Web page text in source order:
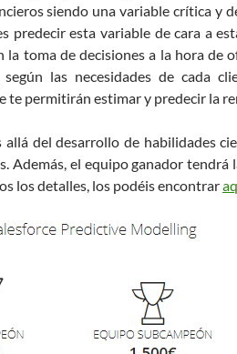
siendo una variable crítica y
predecir esta variable de cara a
la toma de decisiones a la hora de
las necesidades de cada
te permitirán estimar y predecir la
del desarrollo de habilidades
Además, el equipo ganador
los detalles, los podéis encontrar